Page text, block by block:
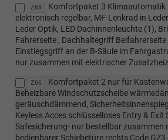
Z68
Komfortpaket 3 Klimaautomatik
elektronisch regelbar, MF-Lenkrad in
Leder Optik, LED Dachinnenleuchte (1),
Fahrerseite , Dachhaltegriff
Einstiegsgriff an der B-Säule im
nur zusammen mit elektrischer
Z66
Komfortpaket 2 nur für
Beheizbare Windschutzscheibe
geräuschdämmend,
Keyless Acces schlüsselloses Entry & Exit
Safesicherung- nur bestellbar zusammen
bedienbarer Schiebetüre rechts Code